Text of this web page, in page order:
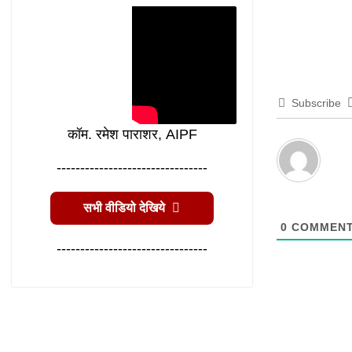
Subscribe
0
कॉम. रमेश पाराशर, AIPF
--------------------------------
सभी वीडियो देखिये
--------------------------------